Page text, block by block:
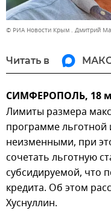
© РИА Новости Крым . Дмитрий
Читать в
СИМФЕРОПОЛЬ, 18
Лимиты размера
программе льготной
неизменными, при
сочетать льготную
субсидируемой, что
кредита. Об этом
Хуснуллин.